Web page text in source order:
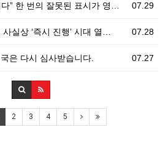
07.29
” 한 번의 잘못된 표시가 영…
07.28
실상 ‘즉시 진행’ 시대 열…
07.27
은 다시 심사받습니다.
2 3 4 5